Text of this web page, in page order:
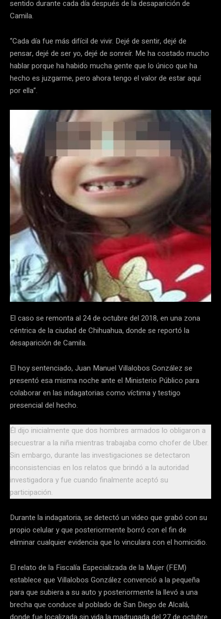
sentido durante cada día después de la desaparición de
Camila.
“Cada día fue más difícil de vivir. Dejé de sentir, dejé de
pensar, dejé de ser yo, dejé de sonreír. Me ha costado mucho
hablar porque ha habido mucha gente que lo único que ha
hecho es juzgarme, pero ahora tengo el valor de estar aquí
por ella”.
El caso se remonta al 24 de octubre del 2018, en una zona
céntrica de la ciudad de Chihuahua, donde se reportó la
desaparición de Camila.
El hoy sentenciado, Juan Manuel Villalobos González se
presentó esa misma noche ante el Ministerio Público para
colaborar en las indagatorias como víctima y testigo
presencial del hecho.
Él dijo inicialmente que dos hombres armados lo obligaron a
secuestrar a la niña mientras trabajaba como chofer de Uber.
Sin embargo, durante las investigaciones se detectaron
inconsistencias en los relatos que brindó a la autoridad
investigadora y fue cuando finalmente aceptó su
participación.
Durante la indagatoria, se detectó un video que grabó con su
propio celular y que posteriormente borró con el fin de
eliminar cualquier evidencia que lo vinculara con el homicidio.
El relato de la Fiscalía Especializada de la Mujer (FEM)
establece que Villalobos González convenció a la pequeña
para que subiera a su auto y posteriormente la llevó a una
brecha que conduce al poblado de San Diego de Alcalá,